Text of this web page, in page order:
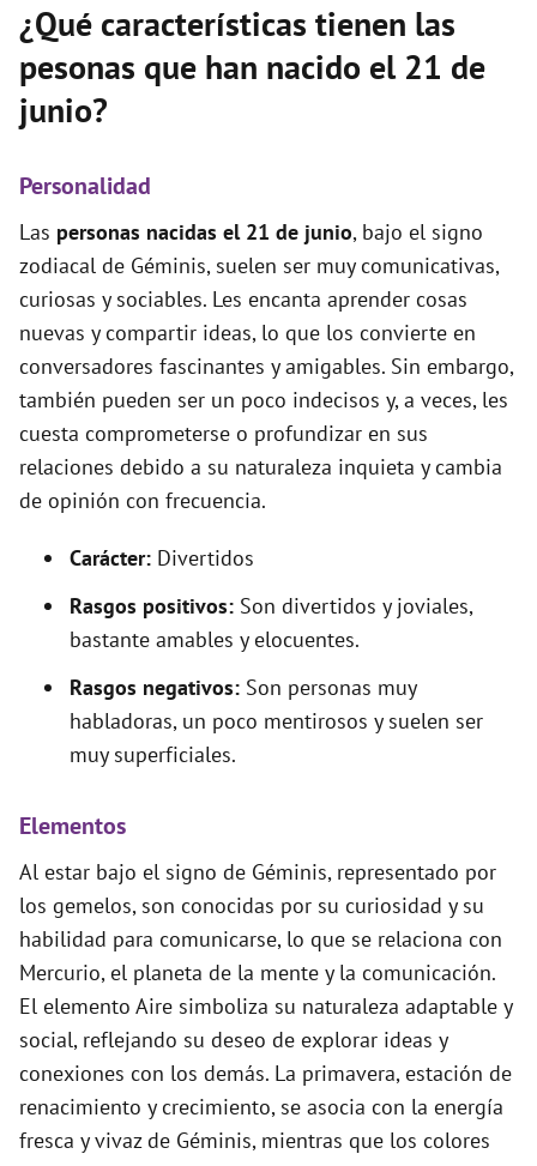
¿Qué características tienen las
pesonas que han nacido el 21 de
junio?
Personalidad
Las personas nacidas el 21 de junio, bajo el signo
zodiacal de Géminis, suelen ser muy comunicativas,
curiosas y sociables. Les encanta aprender cosas
nuevas y compartir ideas, lo que los convierte en
conversadores fascinantes y amigables. Sin embargo,
también pueden ser un poco indecisos y, a veces, les
cuesta comprometerse o profundizar en sus
relaciones debido a su naturaleza inquieta y cambia
de opinión con frecuencia.
Carácter: Divertidos
Rasgos positivos: Son divertidos y joviales,
bastante amables y elocuentes.
Rasgos negativos: Son personas muy
habladoras, un poco mentirosos y suelen ser
muy superficiales.
Elementos
Al estar bajo el signo de Géminis, representado por
los gemelos, son conocidas por su curiosidad y su
habilidad para comunicarse, lo que se relaciona con
Mercurio, el planeta de la mente y la comunicación.
El elemento Aire simboliza su naturaleza adaptable y
social, reflejando su deseo de explorar ideas y
conexiones con los demás. La primavera, estación de
renacimiento y crecimiento, se asocia con la energía
fresca y vivaz de Géminis, mientras que los colores